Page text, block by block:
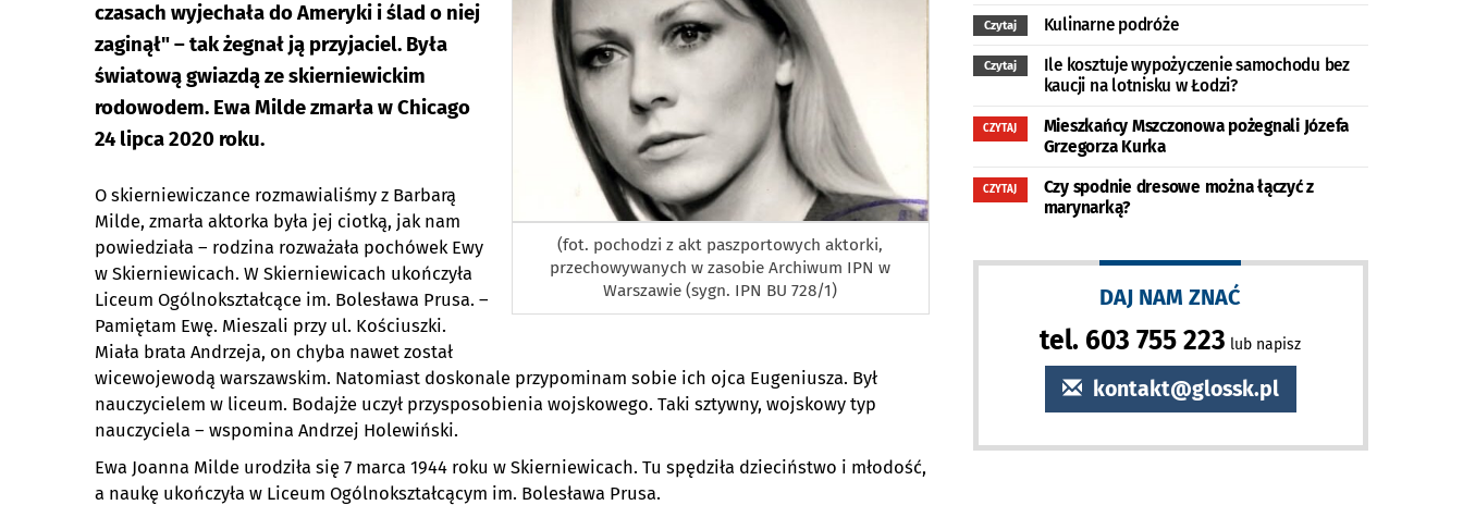
(fot. pochodzi z akt paszportowych aktorki,
przechowywanych w zasobie Archiwum IPN w
Warszawie (sygn. IPN BU 728/1)
czasach wyjechała do Ameryki i ślad o niej
zaginął" – tak żegnał ją przyjaciel. Była
światową gwiazdą ze skierniewickim
rodowodem. Ewa Milde zmarła w Chicago
24 lipca 2020 roku.
O skierniewiczance rozmawialiśmy z Barbarą
Milde, zmarła aktorka była jej ciotką, jak nam
powiedziała – rodzina rozważała pochówek Ewy
w Skierniewicach. W Skierniewicach ukończyła
Liceum Ogólnokształcące im. Bolesława Prusa. –
Pamiętam Ewę. Mieszali przy ul. Kościuszki.
Miała brata Andrzeja, on chyba nawet został
wicewojewodą warszawskim. Natomiast doskonale przypominam sobie ich ojca Eugeniusza. Był
nauczycielem w liceum. Bodajże uczył przysposobienia wojskowego. Taki sztywny, wojskowy typ
nauczyciela – wspomina Andrzej Holewiński.
Ewa Joanna Milde urodziła się 7 marca 1944 roku w Skierniewicach. Tu spędziła dzieciństwo i młodość,
a naukę ukończyła w Liceum Ogólnokształcącym im. Bolesława Prusa.
Czytaj Kulinarne podróże
Czytaj
Ile kosztuje wypożyczenie samochodu bez
kaucji na lotnisku w Łodzi?
CZYTAJ
Mieszkańcy Mszczonowa pożegnali Józefa
Grzegorza Kurka
CZYTAJ
Czy spodnie dresowe można łączyć z
marynarką?
DAJ NAM ZNAĆ
tel. 603 755 223 lub napisz
kontakt@glossk.pl